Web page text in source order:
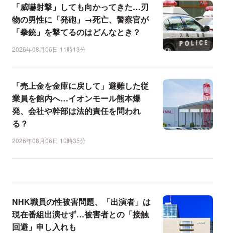
「威嚇射撃」しても向かってきた…刃
物の男性に「発砲」→死亡、警察官が
「拳銃」を撃てるのはどんなとき？
2026年08月06日 11時13分
「売上金を金庫に戻して」避難した従
業員を館内へ…イオンモール熊本爆
発、会社や幹部は法的責任を問われ
る？
2026年08月06日 10時35分
NHK職員の性被害問題、「出演者」は
現在番組出演せず…被害者との「接触
回避」申し入れも